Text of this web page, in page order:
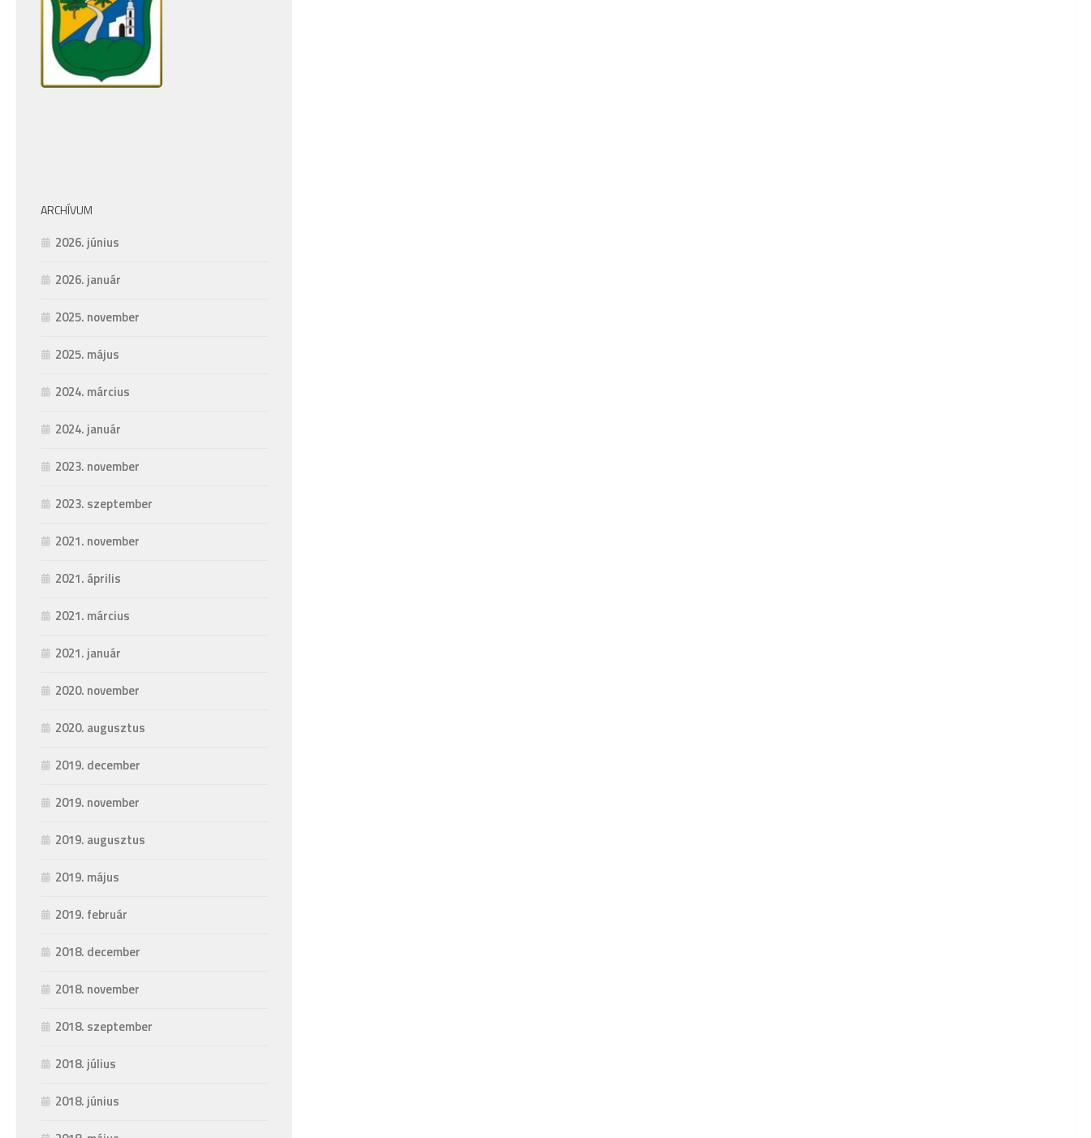
ARCHÍVUM
2026. június
2026. január
2025. november
2025. május
2024. március
2024. január
2023. november
2023. szeptember
2021. november
2021. április
2021. március
2021. január
2020. november
2020. augusztus
2019. december
2019. november
2019. augusztus
2019. május
2019. február
2018. december
2018. november
2018. szeptember
2018. július
2018. június